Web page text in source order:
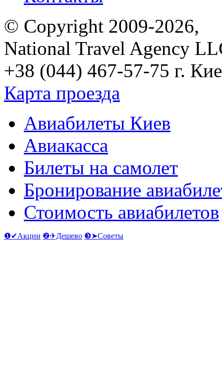
© Copyright 2009-2026,
National Travel Agency
+38 (044) 467-57-75 г.
Карта проезда
Авиабилеты Киев
Авиакасса
Билеты на самолет
Бронирование
Стоимость авиабилетов
❶✔Акции ❷✈Дешево ❸➤Советы